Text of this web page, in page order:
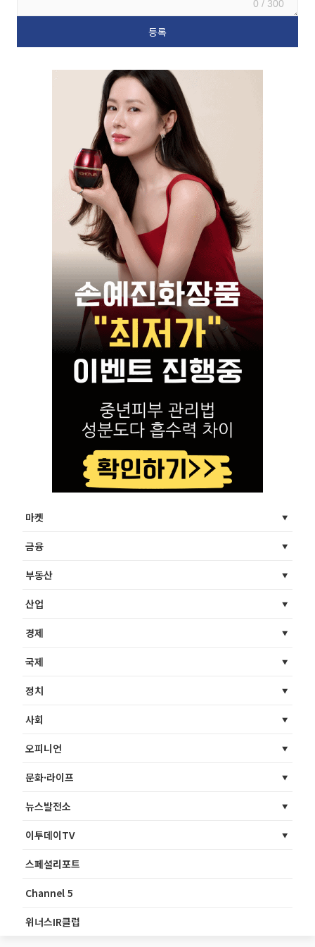
0 / 300
마켓
금융
부동산
산업
경제
국제
정치
사회
오피니언
문화·라이프
뉴스발전소
이투데이TV
스페셜리포트
Channel 5
위너스IR클럽